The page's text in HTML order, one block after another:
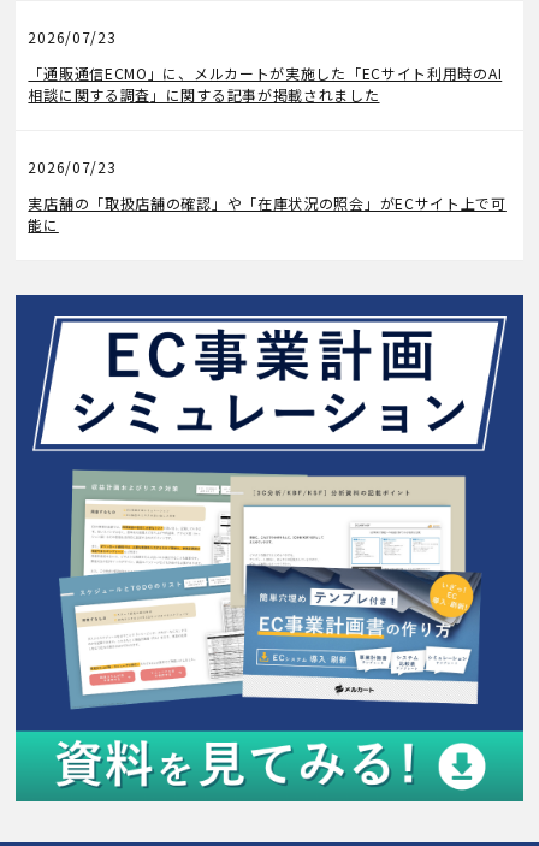
2026/07/23
「通販通信ECMO」に、メルカートが実施した「ECサイト利用時のAI
相談に関する調査」に関する記事が掲載されました
2026/07/23
実店舗の「取扱店舗の確認」や「在庫状況の照会」がECサイト上で可
能に